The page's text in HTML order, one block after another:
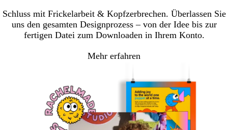
Schluss mit Frickelarbeit & Kopfzerbrechen. Überlassen Sie
uns den gesamten Designprozess – von der Idee bis zur
fertigen Datei zum Downloaden in Ihrem Konto.
Mehr erfahren